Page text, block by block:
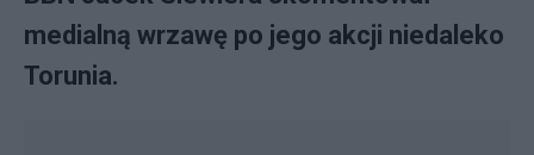
medialną wrzawę po jego akcji niedaleko
Torunia.